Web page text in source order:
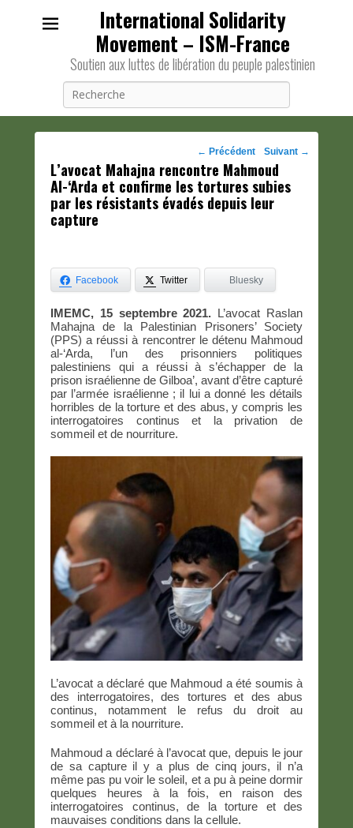
International Solidarity
Movement – ISM-France
Soutien aux luttes de libération du peuple palestinien
Navigation
des
posts
← Précédent Suivant →
L’avocat Mahajna rencontre Mahmoud
Al-‘Arda et confirme les tortures subies
par les résistants évadés depuis leur
capture
Facebook Twitter Bluesky
IMEMC, 15 septembre 2021. L’avocat Raslan
Mahajna de la Palestinian Prisoners’ Society
(PPS) a réussi à rencontrer le détenu Mahmoud
al-‘Arda, l’un des prisonniers politiques
palestiniens qui a réussi à s’échapper de la
prison israélienne de Gilboa’, avant d’être capturé
par l’armée israélienne ; il lui a donné les détails
horribles de la torture et des abus, y compris les
interrogatoires continus et la privation de
sommeil et de nourriture.
L’avocat a déclaré que Mahmoud a été soumis à
des interrogatoires, des tortures et des abus
continus, notamment le refus du droit au
sommeil et à la nourriture.
Mahmoud a déclaré à l’avocat que, depuis le jour
de sa capture il y a plus de cinq jours, il n’a
même pas pu voir le soleil, et a pu à peine dormir
quelques heures à la fois, en raison des
interrogatoires continus, de la torture et des
mauvaises conditions dans la cellule.